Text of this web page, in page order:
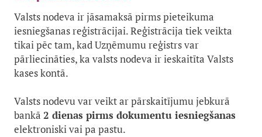
Valsts nodeva ir jāsamaksā pirms pieteikuma
iesniegšanas reģistrācijai. Reģistrācija tiek veikta
tikai pēc tam, kad Uzņēmumu reģistrs var
pārliecināties, ka valsts nodeva ir ieskaitīta Valsts
kases kontā.
Valsts nodevu var veikt ar pārskaitījumu jebkurā
bankā 2 dienas pirms dokumentu iesniegšanas
elektroniski vai pa pastu.